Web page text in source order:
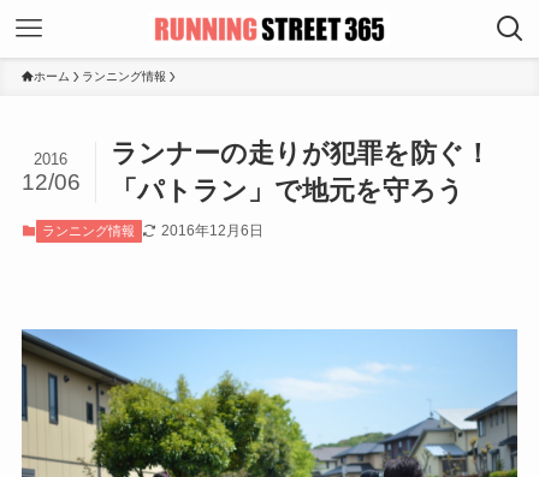
ホーム ランニング情報
ランナーの走りが犯罪を防ぐ！
「パトラン」で地元を守ろう
2016
12/06
ランニング情報 2016年12月6日